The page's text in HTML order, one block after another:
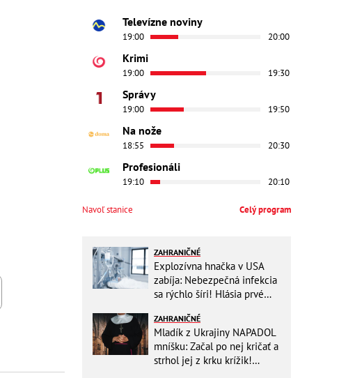
Televízne noviny
19:00 20:00
Krimi
19:00 19:30
Správy
19:00 19:50
Na nože
18:55 20:30
Profesionáli
19:10 20:10
Navoľ stanice Celý program
ZAHRANIČNÉ
Explozívna hnačka v USA
zabíja: Nebezpečná infekcia
sa rýchlo šíri! Hlásia prvé
ZAHRANIČNÉ
Mladík z Ukrajiny NAPADOL
mníšku: Začal po nej kričať a
strhol jej z krku krížik!